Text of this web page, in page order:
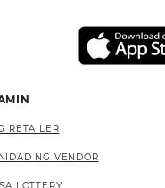
RETAILER
NG VENDOR
LOTTERY